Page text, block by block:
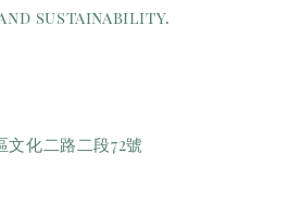
sustainability.
文化二路二段72號